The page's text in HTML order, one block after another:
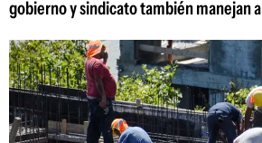
gobierno y sindicato también manejan